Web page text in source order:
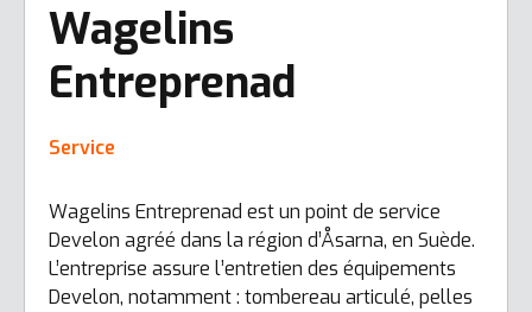
Wagelins
Entreprenad
Service
Wagelins Entreprenad est un point de service
Develon agréé dans la région d’Åsarna, en Suède.
L’entreprise assure l’entretien des équipements
Develon, notamment : tombereau articulé, pelles